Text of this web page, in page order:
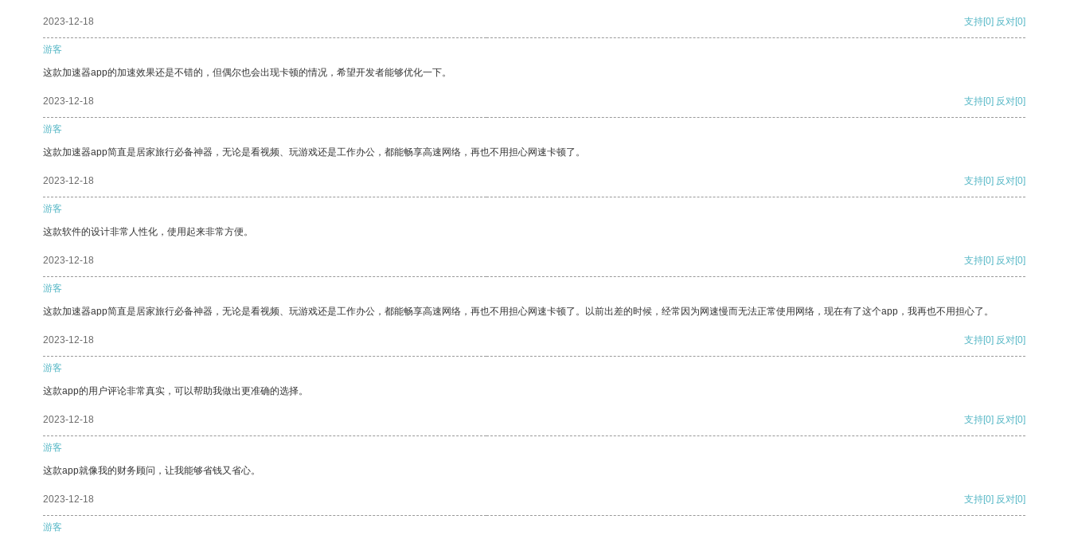
2023-12-18 支持[0] 反对[0]
游客
这款加速器app的加速效果还是不错的，但偶尔也会出现卡顿的情况，希望开发者能够优化一下。
2023-12-18 支持[0] 反对[0]
游客
这款加速器app简直是居家旅行必备神器，无论是看视频、玩游戏还是工作办公，都能畅享高速网络，再也不用担心网速卡顿了。
2023-12-18 支持[0] 反对[0]
游客
这款软件的设计非常人性化，使用起来非常方便。
2023-12-18 支持[0] 反对[0]
游客
这款加速器app简直是居家旅行必备神器，无论是看视频、玩游戏还是工作办公，都能畅享高速网络，再也不用担心网速卡顿了。以前出差的时候，经常因为网速慢而无法正常使用网络，现在有了这个app，我再也不用担心了。
2023-12-18 支持[0] 反对[0]
游客
这款app的用户评论非常真实，可以帮助我做出更准确的选择。
2023-12-18 支持[0] 反对[0]
游客
这款app就像我的财务顾问，让我能够省钱又省心。
2023-12-18 支持[0] 反对[0]
游客